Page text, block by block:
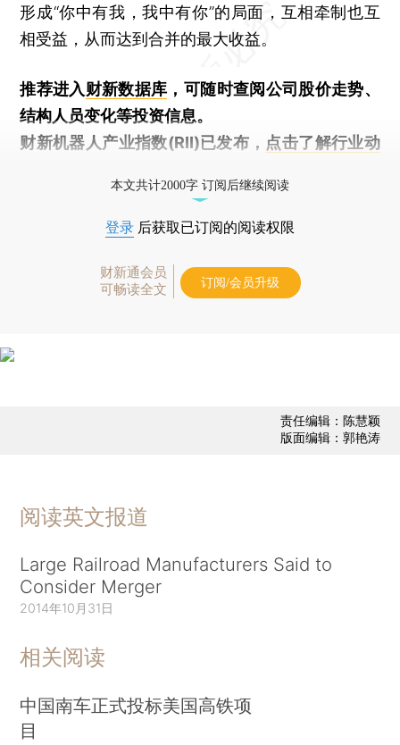
形成“你中有我，我中有你”的局面，互相牵制也互
相受益，从而达到合并的最大收益。
推荐进入财新数据库 ，可随时查阅公司股价走势、
结构人员变化等投资信息。
财新机器人产业指数(RII)已发布， 点击了解行业动
本文共计2000字 订阅后继续阅读
登录 后获取已订阅的阅读权限
财新通会员
可畅读全文
订阅/会员升级
责任编辑：陈慧颖
版面编辑：郭艳涛
阅读英文报道
Large Railroad Manufacturers Said to
Consider Merger
2014年10月31日
相关阅读
中国南车正式投标美国高铁项
目